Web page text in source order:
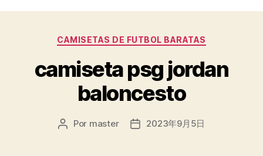
Categorías
CAMISETAS DE FUTBOL BARATAS
camiseta psg jordan
baloncesto
Autor
Por master
Fecha2023年9月5日